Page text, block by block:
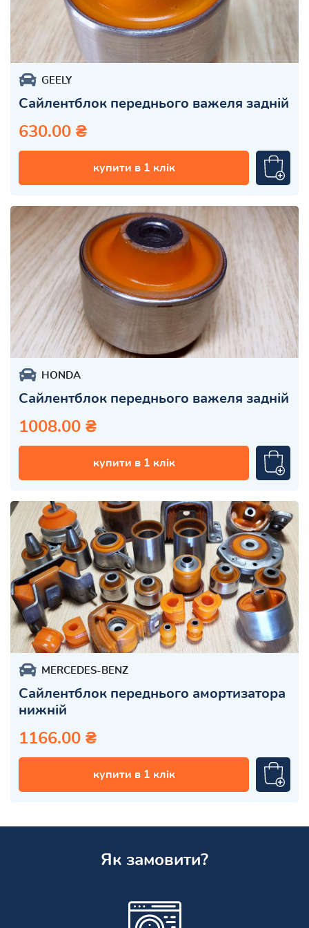
GEELY
Сайлентблок переднього важеля задній
630.00 ₴
купити в 1 клік
HONDA
Сайлентблок переднього важеля задній
1008.00 ₴
купити в 1 клік
MERCEDES-BENZ
Сайлентблок переднього амортизатора
нижній
1166.00 ₴
купити в 1 клік
Як замовити?